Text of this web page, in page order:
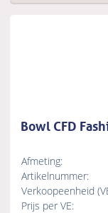
Bowl CFD
Afmeting:
Artikelnummer:
Verkoopeenheid
Prijs per VE: